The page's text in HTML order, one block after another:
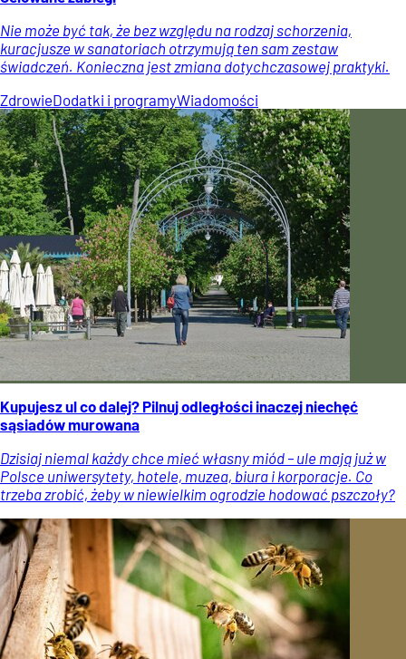
Nie może być tak, że bez względu na rodzaj schorzenia,
kuracjusze w sanatoriach otrzymują ten sam zestaw
świadczeń. Konieczna jest zmiana dotychczasowej praktyki.
ZdrowieDodatki i programyWiadomości
Kupujesz ul co dalej? Pilnuj odległości inaczej niechęć
sąsiadów murowana
Dzisiaj niemal każdy chce mieć własny miód – ule mają już w
Polsce uniwersytety, hotele, muzea, biura i korporacje. Co
trzeba zrobić, żeby w niewielkim ogrodzie hodować pszczoły?